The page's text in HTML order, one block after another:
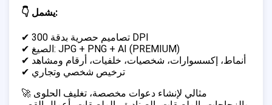
👇 يشمل:
✔ تصاميم حصرية بدقة 300 DPI
✔ الصيغ: JPG + PNG + AI (PREMIUM)
✔ أنماط، إكسسوارات، شخصيات، خلفيات، أرقام ومشاهد
✔ ترخيص شخصي وتجاري
🚀 مثالي لإنشاء دعوات مخصصة، تغليف الحلوى